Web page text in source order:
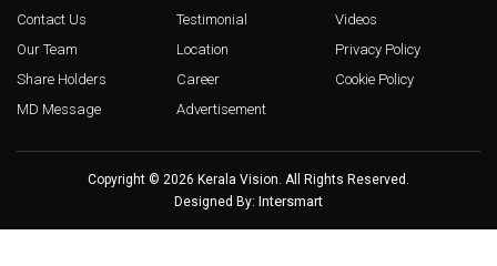
Contact Us
Our Team
Share Holders
MD Message
Testimonial
Location
Career
Advertisement
Videos
Privacy Policy
Cookie Policy
Copyright © 2026 Kerala Vision. All Rights Reserved.
Designed By: Intersmart